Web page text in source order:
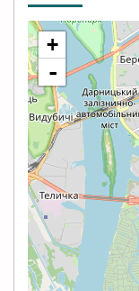
+
-